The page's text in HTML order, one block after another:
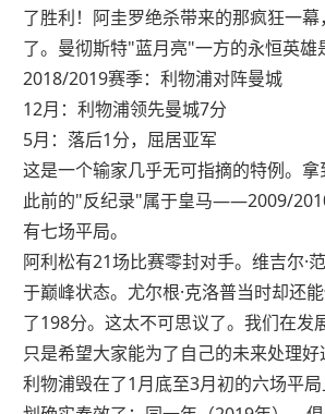
了胜利！阿圭罗绝杀带来的那疯狂一
了。曼彻斯特"蓝月亮"一方的永恒英雄
2018/2019赛季：利物浦对阵曼城
12月：利物浦领先曼城7分
5月：落后1分，屈居亚军
这是一个输家几乎无可指摘的特例。
此前的"反纪录"属于皇马——2009/
有七场平局。
阿利松有21场比赛零封对手。维吉尔·
于巅峰状态。尤尔根·克洛普当时却
了198分。这太不可思议了。我们在
只是希望大家能为了自己的未来处理
利物浦毁在了1月底至3月初的六场平